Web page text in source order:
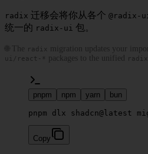
radix 迁移会将你从各个 @radix-
统一的 radix-ui 包。
🌐 The radix migration updates your
ui/react-*
packages to the unified
pnpm npm yarn bun
pnpm dlx shadcn@latest
Copy